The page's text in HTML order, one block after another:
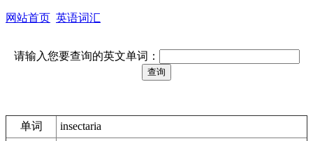
网站首页 英语词汇
请输入您要查询的英文单词：
单词
insectaria